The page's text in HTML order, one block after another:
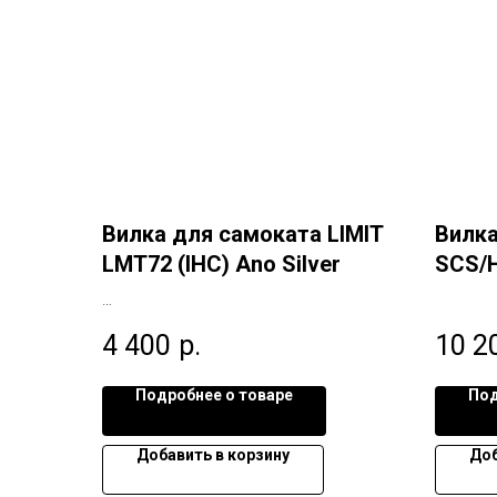
Вилка для самоката LIMIT
LMT72 (IHC) Ano Silver
4 400 р.
Подробнее о товаре
Добавить в корзину
SCS/
10